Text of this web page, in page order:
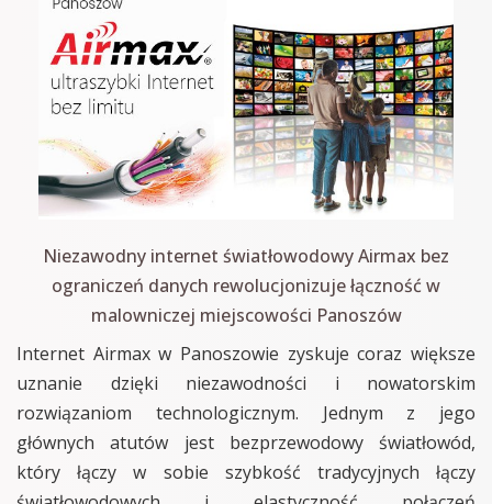
Niezawodny internet światłowodowy Airmax bez
ograniczeń danych rewolucjonizuje łączność w
malowniczej miejscowości Panoszów
Internet Airmax w Panoszowie zyskuje coraz większe
uznanie dzięki niezawodności i nowatorskim
rozwiązaniom technologicznym. Jednym z jego
głównych atutów jest bezprzewodowy światłowód,
który łączy w sobie szybkość tradycyjnych łączy